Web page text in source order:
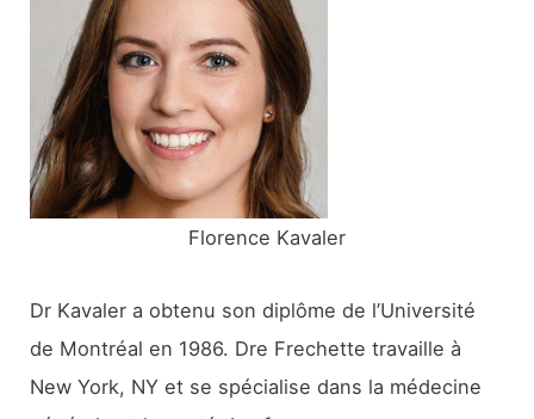
:
Florence Kavaler
Dr Kavaler a obtenu son diplôme de l’Université
de Montréal en 1986. Dre Frechette travaille à
New York, NY et se spécialise dans la médecine